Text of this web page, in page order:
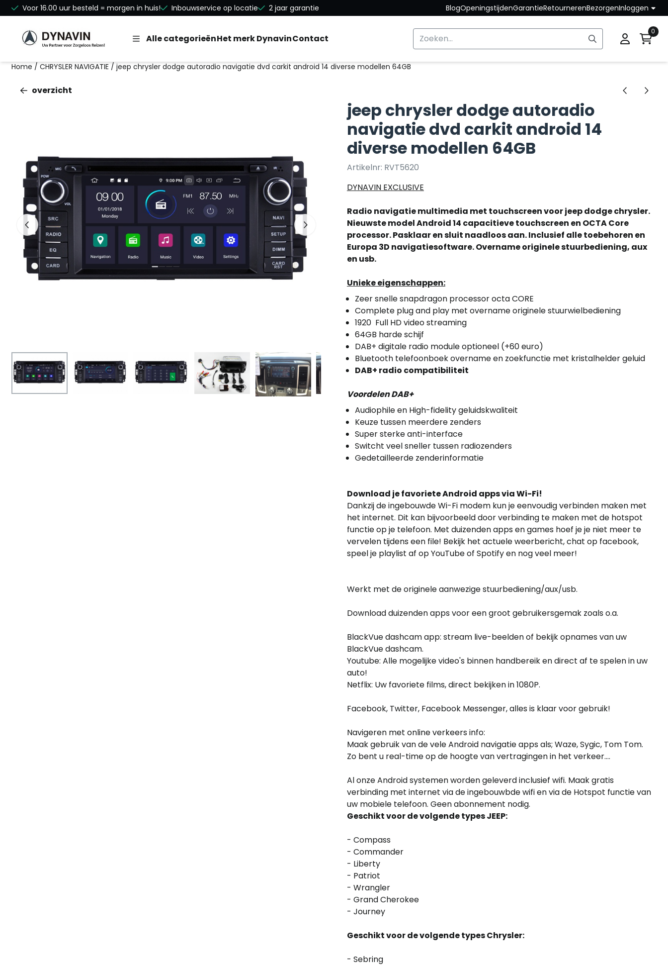
Cookievoorkeuren zijn beschikbaar. Kies instellingen of sta alle cookies toe.
Voor 16.00 uur besteld = morgen in huis! Inbouwservice op locatie 2 jaar garantie BlogOpeningstijdenGarantieRetournerenBezorgenInloggen
Alle categorieënHet merk DynavinContact Zoeken 0
Home / CHRYSLER NAVIGATIE / jeep chrysler dodge autoradio navigatie dvd carkit android 14 diverse modellen 64GB
overzicht
jeep chrysler dodge autoradio
navigatie dvd carkit android 14
diverse modellen 64GB
Artikelnr: RVT5620
DYNAVIN EXCLUSIVE
Radio navigatie multimedia met touchscreen voor jeep dodge chrysler.
Nieuwste model Android 14 capacitieve touchscreen en OCTA Core
processor. Pasklaar en sluit naadloos aan. Inclusief alle toebehoren en
Europa 3D navigatiesoftware. Overname originele stuurbediening, aux
en usb.
Unieke eigenschappen:
Zeer snelle snapdragon processor octa CORE
Complete plug and play met overname originele stuurwielbediening
1920 Full HD video streaming
64GB harde schijf
DAB+ digitale radio module optioneel (+60 euro)
Bluetooth telefoonboek overname en zoekfunctie met kristalhelder geluid
DAB+ radio compatibiliteit
Voordelen DAB+
Audiophile en High-fidelity geluidskwaliteit
Keuze tussen meerdere zenders
Super sterke anti-interface
Switcht veel sneller tussen radiozenders
Gedetailleerde zenderinformatie
Download je favoriete Android apps via Wi-Fi!
Dankzij de ingebouwde Wi-Fi modem kun je eenvoudig verbinden maken met
het internet. Dit kan bijvoorbeeld door verbinding te maken met de hotspot
functie op je telefoon. Met duizenden apps en games hoef je je niet meer te
vervelen tijdens een file! Bekijk het actuele weerbericht, chat op facebook,
speel je playlist af op YouTube of Spotify en nog veel meer!
Werkt met de originele aanwezige stuurbediening/aux/usb.
Download duizenden apps voor een groot gebruikersgemak zoals o.a.
BlackVue dashcam app: stream live-beelden of bekijk opnames van uw
BlackVue dashcam.
Youtube: Alle mogelijke video's binnen handbereik en direct af te spelen in uw
auto!
Netflix: Uw favoriete films, direct bekijken in 1080P.
Facebook, Twitter, Facebook Messenger, alles is klaar voor gebruik!
Navigeren met online verkeers info:
Maak gebruik van de vele Android navigatie apps als; Waze, Sygic, Tom Tom.
Zo bent u real-time op de hoogte van vertragingen in het verkeer....
Al onze Android systemen worden geleverd inclusief wifi. Maak gratis
verbinding met internet via de ingebouwbde wifi en via de Hotspot functie van
uw mobiele telefoon. Geen abonnement nodig.
Geschikt voor de volgende types JEEP:
- Compass
- Commander
- Liberty
- Patriot
- Wrangler
- Grand Cherokee
- Journey
Geschikt voor de volgende types Chrysler:
- Sebring